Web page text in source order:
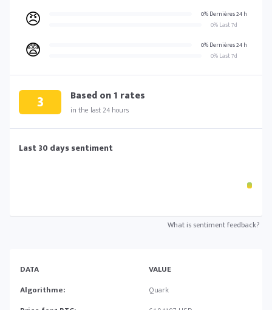
😠
0% Dernières 24 h
0% Last 7d
😨
0% Dernières 24 h
0% Last 7d
3 Based on1 rates
in the last 24 hours
Last 30 days sentiment
What is sentiment feedback?
DATA
VALUE
Algorithme:
Quark